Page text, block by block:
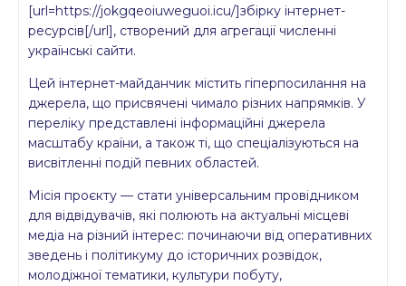
[url=https://jokgqeoiuweguoi.icu/]збірку інтернет-
ресурсів[/url], створений для агрегації численні
українські сайти.
Цей інтернет-майданчик містить гіперпосилання на
джерела, що присвячені чимало різних напрямків. У
переліку представлені інформаційні джерела
масштабу країни, а також ті, що спеціалізуються на
висвітленні подій певних областей.
Місія проєкту — стати універсальним провідником
для відвідувачів, які полюють на актуальні місцеві
медіа на різний інтерес: починаючи від оперативних
зведень і політикуму до історичних розвідок,
молодіжної тематики, культури побуту,